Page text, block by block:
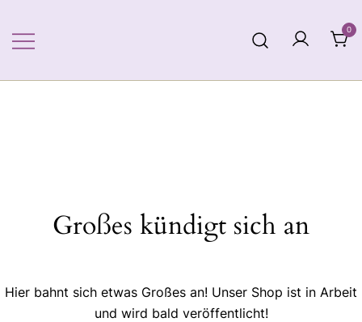
Inhalt
springen
0
Großes kündigt sich an
Hier bahnt sich etwas Großes an! Unser Shop ist in Arbeit
und wird bald veröffentlicht!